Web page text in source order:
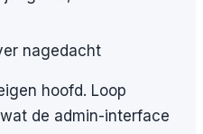
nagedacht
hoofd. Loop
de admin-interface